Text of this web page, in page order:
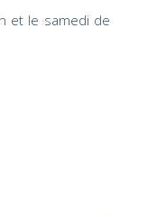
et le samedi de